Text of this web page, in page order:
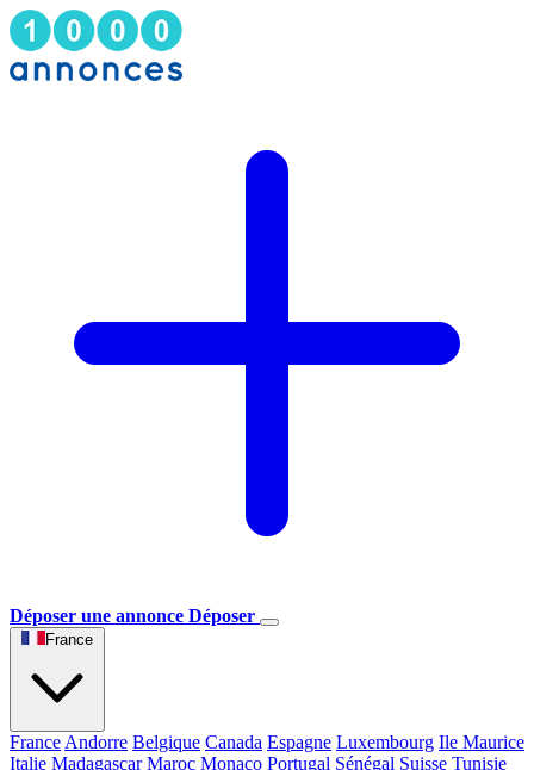
Déposer une annonce Déposer
France
France Andorre Belgique Canada Espagne Luxembourg Ile Maurice
Italie Madagascar Maroc Monaco Portugal Sénégal Suisse Tunisie